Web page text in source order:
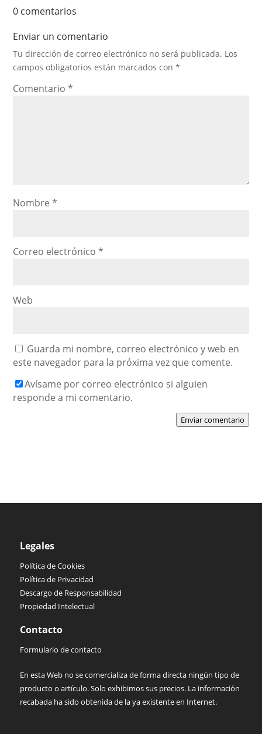
0 comentarios
Enviar un comentario
Tu dirección de correo electrónico no será publicada. Los
campos obligatorios están marcados con*
Comentario*
Nombre*
Correo electrónico*
Web
Guarda mi nombre, correo electrónico y web en
este navegador para la próxima vez que comente.
Avísame por correo electrónico si alguien
responde a mi comentario.
Enviar comentario
Legales
Política de Cookies
Política de Privacidad
Descargo de Responsabilidad
Propiedad Intelectual
Contacto
Formulario de contacto
En esta Web no se comercializa de forma directa ningún tipo de
producto o artículo. Solo exhibimos sus precios. La información
recabada ha sido obtenida de la ya existente en Internet.